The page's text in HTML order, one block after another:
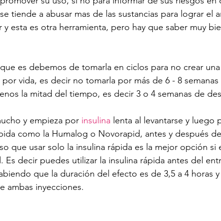
tiende a abusar mas de las sustancias para lograr el
y esta es otra herramienta, pero hay que saber muy
es debemos de tomarla en ciclos para no crear
vida, es decir no tomarla por más de 6 - 8
la mitad del tiempo, es decir 3 o 4 semanas de
y empieza por insulina lenta al levantarse y luego
como la Humalog o Novorapid, antes y después
que usar solo la insulina rápida es la mejor opción si
Es decir puedes utilizar la insulina rápida antes del
que la duración del efecto es de 3,5 a 4 horas
ambas inyecciones.